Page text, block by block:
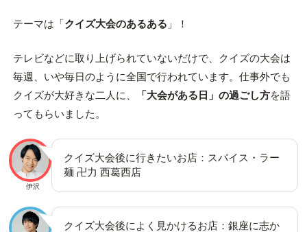
テーマは「クイズ大会のあるある 」！
テレビなどに取り上げられていないだけで、クイズの大会は
毎週、いや毎日のように全国で行われています。仕事外でも
クイズが大好きな二人に、
「大会がある日」の過ごし方を語
ってもらいました。
伊沢
クイズ大会後に行きたいお店：スパイス・ラー
麺 卍力 西葛西店
クイズ大会後によく見かけるお店：銀座に志か